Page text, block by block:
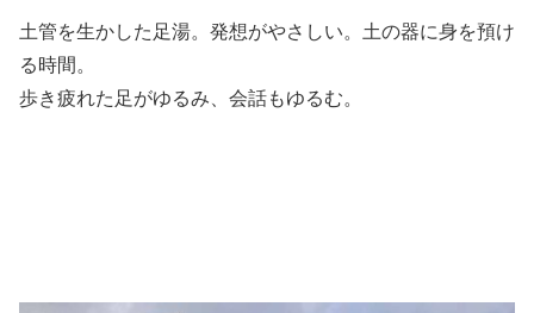
土管を生かした足湯。発想がやさしい。土の器に身を預け
る時間。
歩き疲れた足がゆるみ、会話もゆるむ。